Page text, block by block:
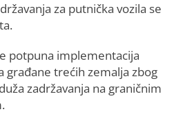
za putnička vozila se
potpuna implementacija
građane trećih zemalja zbog
zadržavanja na graničnim